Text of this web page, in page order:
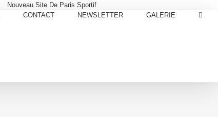
Nouveau Site De Paris Sportif
CONTACT NEWSLETTER GALERIE